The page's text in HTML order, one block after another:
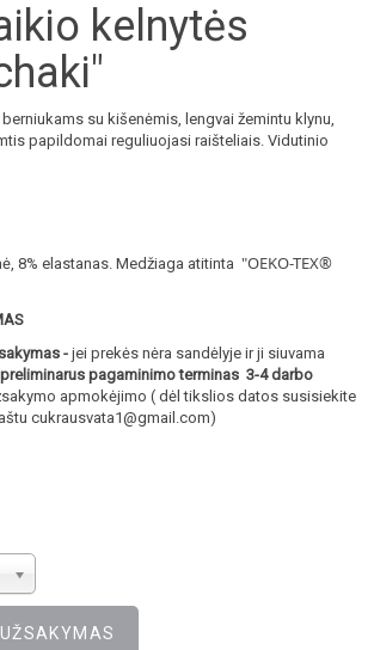
kelnytės
su kišenėmis, lengvai žemintu klynu,
papildomai reguliuojasi raišteliais. Vidutinio
8% elastanas. Medžiaga atitinta "OEKO-TEX®
- jei prekės nėra sandėlyje ir ji siuvama
preliminarus pagaminimo terminas 3-4 darbo
apmokėjimo ( dėl tikslios datos susisiekite
cukrausvata1@gmail.com)